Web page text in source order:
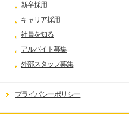
新卒採用
キャリア採用
社員を知る
アルバイト募集
外部スタッフ募集
プライバシーポリシー